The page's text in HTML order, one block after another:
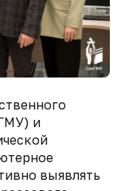
и
выявлять